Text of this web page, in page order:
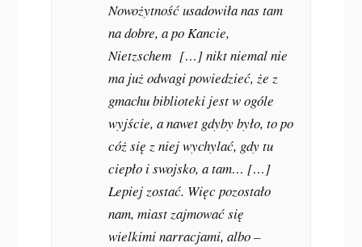
Nowożytność usadowiła nas tam
na dobre, a po Kancie,
Nietzschem […] nikt niemal nie
ma już odwagi powiedzieć, że z
gmachu biblioteki jest w ogóle
wyjście, a nawet gdyby było, to po
cóż się z niej wychylać, gdy tu
ciepło i swojsko, a tam… […]
Lepiej zostać. Więc pozostało
nam, miast zajmować się
wielkimi narracjami, albo –